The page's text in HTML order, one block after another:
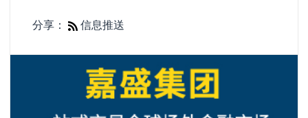
分享： 信息推送